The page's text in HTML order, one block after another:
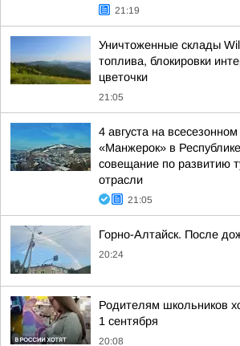
21:19
Уничтоженные склады
топлива, блокировки
цветочки
21:05
4 августа на
«Манжерок» в
совещание по развитию
отрасли
21:05
Горно-Алтайск. После
20:24
Родителям школьников
1 сентября
20:08